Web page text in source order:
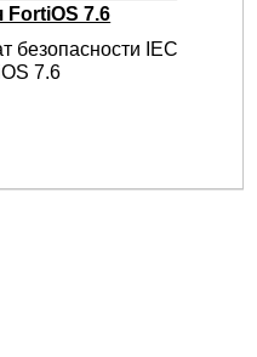
FortiOS 7.6
безопасности IEC
7.6